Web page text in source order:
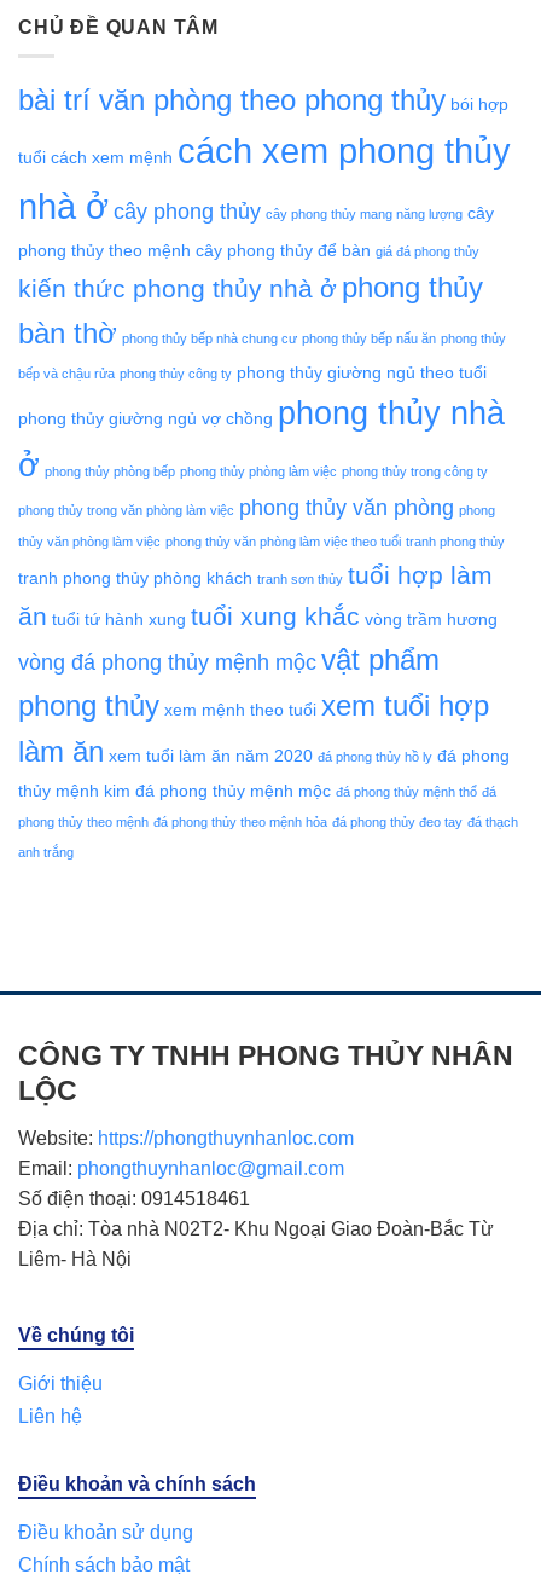
CHỦ ĐỀ QUAN TÂM
bài trí văn phòng theo phong thủy bói hợp
tuổi cách xem mệnh cách xem phong thủy
nhà ở cây phong thủy cây phong thủy mang năng lượng cây
phong thủy theo mệnh cây phong thủy để bàn giá đá phong thủy
kiến thức phong thủy nhà ở phong thủy
bàn thờ phong thủy bếp nhà chung cư phong thủy bếp nấu ăn phong thủy
bếp và chậu rửa phong thủy công ty phong thủy giường ngủ theo tuổi
phong thủy giường ngủ vợ chồng phong thủy nhà
ở phong thủy phòng bếp phong thủy phòng làm việc phong thủy trong công ty
phong thủy trong văn phòng làm việc phong thủy văn phòng phong
thủy văn phòng làm việc phong thủy văn phòng làm việc theo tuổi tranh phong thủy
tranh phong thủy phòng khách tranh sơn thủy tuổi hợp làm
ăn tuổi tứ hành xung tuổi xung khắc vòng trầm hương
vòng đá phong thủy mệnh mộc vật phẩm
phong thủy xem mệnh theo tuổi xem tuổi hợp
làm ăn xem tuổi làm ăn năm 2020 đá phong thủy hồ ly đá phong
thủy mệnh kim đá phong thủy mệnh mộc đá phong thủy mệnh thổ đá
phong thủy theo mệnh đá phong thủy theo mệnh hỏa đá phong thủy đeo tay đá thạch
anh trắng
CÔNG TY TNHH PHONG THỦY NHÂN
LỘC
Website: https://phongthuynhanloc.com
Email: phongthuynhanloc@gmail.com
Số điện thoại: 0914518461
Địa chỉ: Tòa nhà N02T2- Khu Ngoại Giao Đoàn-Bắc Từ
Liêm- Hà Nội
Về chúng tôi
Giới thiệu
Liên hệ
Điều khoản và chính sách
Điều khoản sử dụng
Chính sách bảo mật